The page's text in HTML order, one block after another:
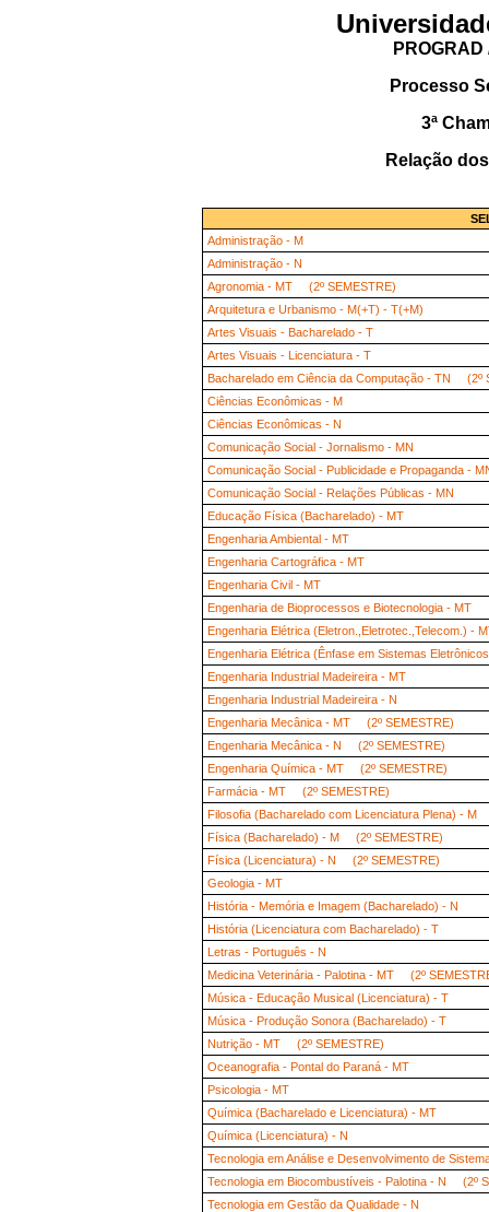
Processo
3ª
Relação
Administração - M
Administração - N
Agronomia - MT (2º SEMESTRE)
Arquitetura e Urbanismo - M(+T) - T(+M)
Artes Visuais - Bacharelado - T
Artes Visuais - Licenciatura - T
Bacharelado em Ciência da Computação - TN (2º
Ciências Econômicas - M
Ciências Econômicas - N
Comunicação Social - Jornalismo - MN
Comunicação Social - Publicidade e Propaganda -
Comunicação Social - Relações Públicas - MN
Educação Física (Bacharelado) - MT
Engenharia Ambiental - MT
Engenharia Cartográfica - MT
Engenharia Civil - MT
Engenharia de Bioprocessos e Biotecnologia - MT
Engenharia Elétrica (Eletron.,Eletrotec.,Telecom.) -
Engenharia Elétrica (Ênfase em Sistemas
Engenharia Industrial Madeireira - MT
Engenharia Industrial Madeireira - N
Engenharia Mecânica - MT (2º SEMESTRE)
Engenharia Mecânica - N (2º SEMESTRE)
Engenharia Química - MT (2º SEMESTRE)
Farmácia - MT (2º SEMESTRE)
Filosofia (Bacharelado com Licenciatura Plena) - M
Física (Bacharelado) - M (2º SEMESTRE)
Física (Licenciatura) - N (2º SEMESTRE)
Geologia - MT
História - Memória e Imagem (Bacharelado) - N
História (Licenciatura com Bacharelado) - T
Letras - Português - N
Medicina Veterinária - Palotina - MT (2º
Música - Educação Musical (Licenciatura) - T
Música - Produção Sonora (Bacharelado) - T
Nutrição - MT (2º SEMESTRE)
Oceanografia - Pontal do Paraná - MT
Psicologia - MT
Química (Bacharelado e Licenciatura) - MT
Química (Licenciatura) - N
Tecnologia em Análise e Desenvolvimento de
Tecnologia em Biocombustíveis - Palotina - N (2º
Tecnologia em Gestão da Qualidade - N